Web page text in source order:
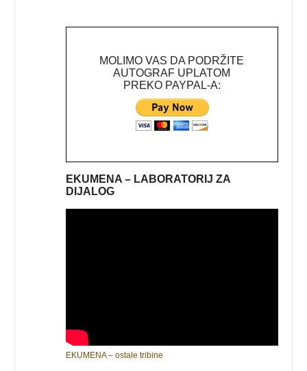
MOLIMO VAS DA PODRŽITE
AUTOGRAF UPLATOM
PREKO PAYPAL-A:
EKUMENA – LABORATORIJ ZA
DIJALOG
EKUMENA – ostale tribine